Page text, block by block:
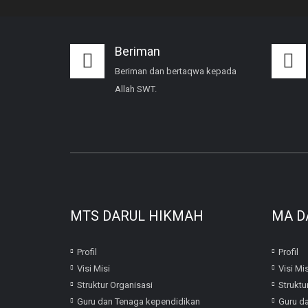
Beriman
Beriman dan bertaqwa kepada
Allah SWT.
MTS DARUL HIKMAH
Profil
Visi Misi
Struktur Organisasi
Guru dan Tenaga kependidikan
MA
Profil
Visi
Guru